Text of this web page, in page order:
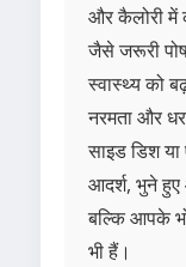
और कैलोरी में
जैसे जरूरी
स्वास्थ्य को
नरमता और
साइड डिश
आदर्श, भुने
बल्कि आपके
भी हैं।